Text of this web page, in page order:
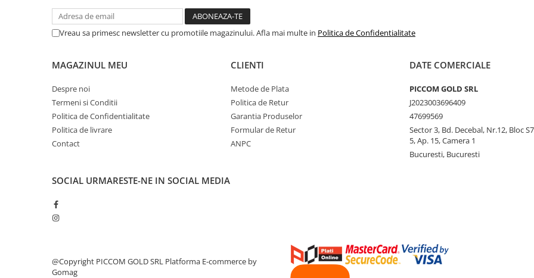
Vreau sa primesc newsletter cu promotiile magazinului. Afla mai multe in Politica de Confidentialitate
MAGAZINUL MEU
Despre noi
Termeni si Conditii
Politica de Confidentialitate
Politica de livrare
Contact
CLIENTI
Metode de Plata
Politica de Retur
Garantia Produselor
Formular de Retur
ANPC
DATE COMERCIALE
PICCOM GOLD SRL
J2023003696409
47699569
Sector 3, Bd. Decebal, Nr.12, Bloc
5, Ap. 15, Camera 1
Bucuresti, Bucuresti
SOCIAL URMARESTE-NE IN SOCIAL MEDIA
@Copyright PICCOM GOLD SRL Platforma E-commerce by
Gomag